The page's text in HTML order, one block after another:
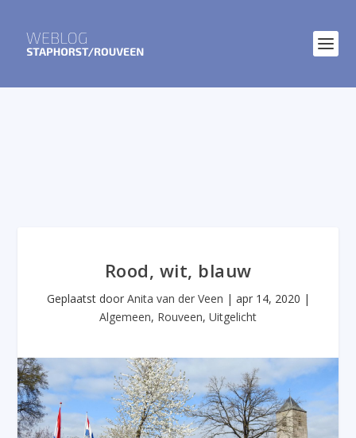
Rood, wit, blauw
Geplaatst door Anita van der Veen | apr 14, 2020 |
Algemeen, Rouveen, Uitgelicht